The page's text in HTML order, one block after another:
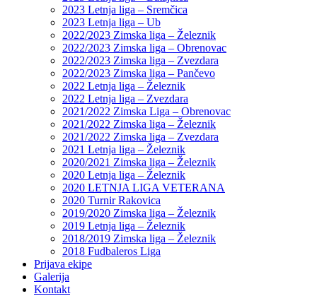
2023 Letnja liga – Sremčica
2023 Letnja liga – Ub
2022/2023 Zimska liga – Železnik
2022/2023 Zimska liga – Obrenovac
2022/2023 Zimska liga – Zvezdara
2022/2023 Zimska liga – Pančevo
2022 Letnja liga – Železnik
2022 Letnja liga – Zvezdara
2021/2022 Zimska Liga – Obrenovac
2021/2022 Zimska liga – Železnik
2021/2022 Zimska liga – Zvezdara
2021 Letnja liga – Železnik
2020/2021 Zimska liga – Železnik
2020 Letnja liga – Železnik
2020 LETNJA LIGA VETERANA
2020 Turnir Rakovica
2019/2020 Zimska liga – Železnik
2019 Letnja liga – Železnik
2018/2019 Zimska liga – Železnik
2018 Fudbaleros Liga
Prijava ekipe
Galerija
Kontakt